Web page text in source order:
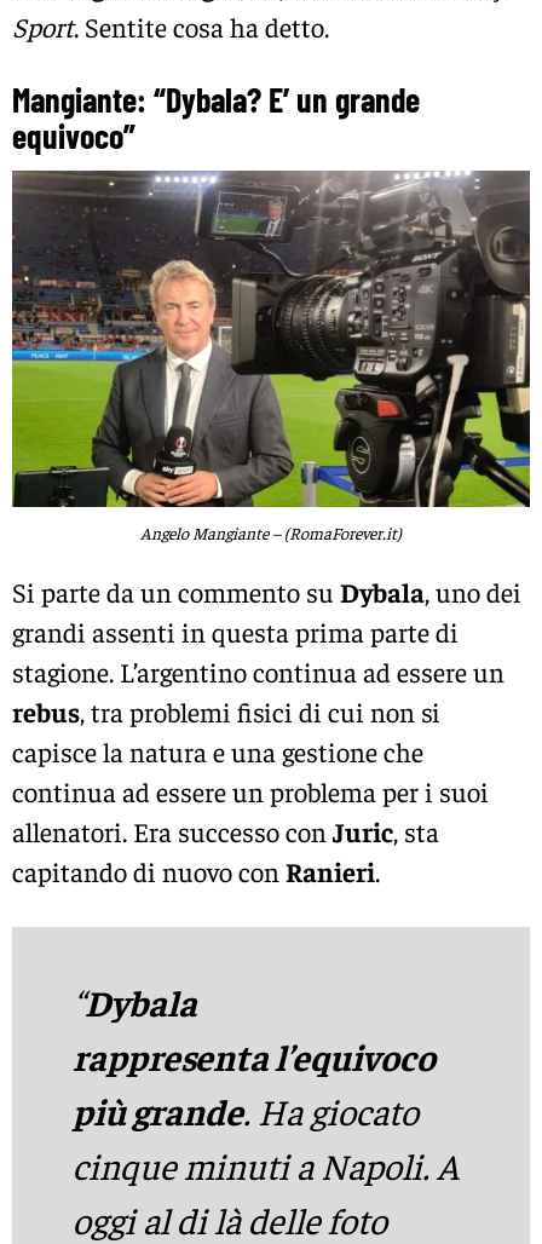
Sport. Sentite cosa ha detto.
Mangiante: “Dybala? E’ un grande
equivoco”
Angelo Mangiante – (RomaForever.it)
Si parte da un commento su Dybala, uno dei
grandi assenti in questa prima parte di
stagione. L’argentino continua ad essere un
rebus, tra problemi fisici di cui non si
capisce la natura e una gestione che
continua ad essere un problema per i suoi
allenatori. Era successo con Juric, sta
capitando di nuovo con Ranieri.
“Dybala
rappresenta l’equivoco
più grande. Ha giocato
cinque minuti a Napoli. A
oggi al di là delle foto